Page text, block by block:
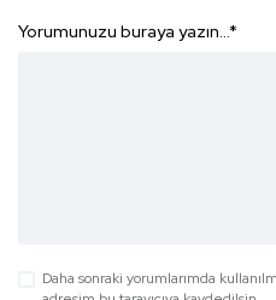
Yorumunuzu buraya yazın...*
Daha sonraki yorumlarımda